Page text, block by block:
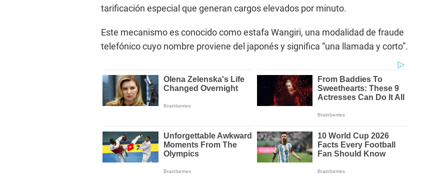
tarificación especial que generan cargos elevados por minuto.
Este mecanismo es conocido como estafa Wangiri, una modalidad de fraude
telefónico cuyo nombre proviene del japonés y significa “una llamada y corto”.